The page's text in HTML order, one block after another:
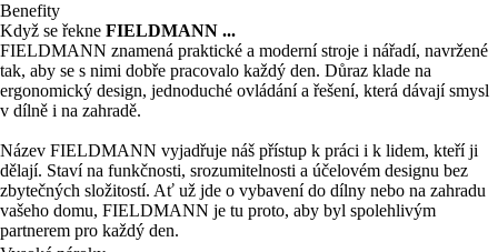
Benefity
Když se řekne FIELDMANN ...
FIELDMANN znamená praktické a moderní stroje i nářadí, navržené
tak, aby se s nimi dobře pracovalo každý den. Důraz klade na
ergonomický design, jednoduché ovládání a řešení, která dávají smysl
v dílně i na zahradě.
Název FIELDMANN vyjadřuje náš přístup k práci i k lidem, kteří ji
dělají. Staví na funkčnosti, srozumitelnosti a účelovém designu bez
zbytečných složitostí. Ať už jde o vybavení do dílny nebo na zahradu
vašeho domu, FIELDMANN je tu proto, aby byl spolehlivým
partnerem pro každý den.